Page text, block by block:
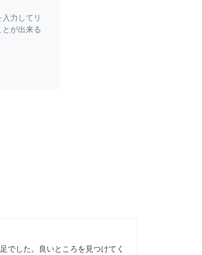
力してリ
が出来る
でした。良いところを見つけてく